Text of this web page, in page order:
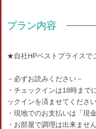
プラン内容
★自社HPベストプライスで
－必ずお読みください－
・チェックインは18時まで
ックインを済ませてください
・現地でのお支払いは「現
・お部屋で調理は出来ません